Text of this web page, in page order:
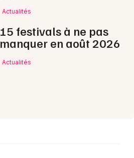
Actualités
15 festivals à ne pas
manquer en août 2026
Actualités